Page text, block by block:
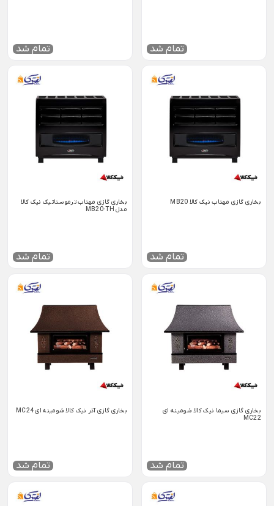
تمام شد تمام شد
بخاری گازی مهتاب نیک کالا MB20
تمام شد
بخاری گازی مهتاب ترموستاتیک نیک کالا
مدل MB20-TH
تمام شد
بخاری گازی سیما نیک کالا شومینه ای
MC22
تمام شد
بخاری گازی آذر نیک کالا شومینه ای MC24
تمام شد